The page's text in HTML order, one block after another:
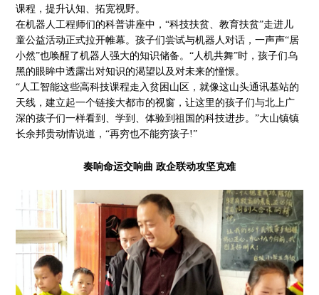
课程，提升认知、拓宽视野。
在机器人工程师们的科普讲座中，“科技扶贫、教育扶贫”走进儿
童公益活动正式拉开帷幕。孩子们尝试与机器人对话，一声声“居
小然”也唤醒了机器人强大的知识储备。“人机共舞”时，孩子们乌
黑的眼眸中透露出对知识的渴望以及对未来的憧憬。
“人工智能这些高科技课程走入贫困山区，就像这山头通讯基站的
天线，建立起一个链接大都市的视窗，让这里的孩子们与北上广
深的孩子们一样看到、学到、体验到祖国的科技进步。”大山镇镇
长余邦贵动情说道，“再穷也不能穷孩子!”
奏响命运交响曲 政企联动攻坚克难